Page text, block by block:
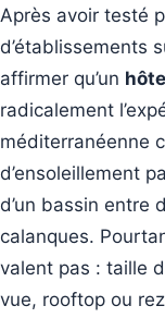
Après avoir testé
d’établissements
affirmer qu’un
radicalement
méditerranéenne
d’ensoleillement
d’un bassin entre
calanques.
valent pas : taille
vue, rooftop ou